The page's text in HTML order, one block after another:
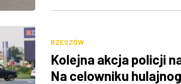
RZESZÓW
Kolejna akcja policji
Na celowniku